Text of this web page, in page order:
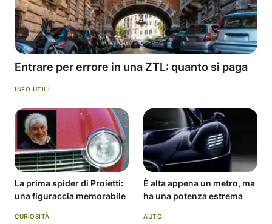
Entrare per errore in una ZTL: quanto si paga
INFO UTILI
La prima spider di Proietti:
una figuraccia memorabile
CURIOSITÀ
È alta appena un metro, ma
ha una potenza estrema
AUTO